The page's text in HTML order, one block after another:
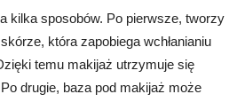
kilka sposobów. Po pierwsze, tworzy
która zapobiega wchłanianiu
temu makijaż utrzymuje się
drugie, baza pod makijaż może